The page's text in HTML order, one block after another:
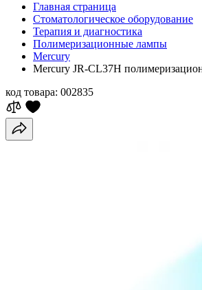
Главная страница
Стоматологическое оборудование
Терапия и диагностика
Полимеризационные лампы
Mercury
Mercury JR-CL37H
код товара: 002835